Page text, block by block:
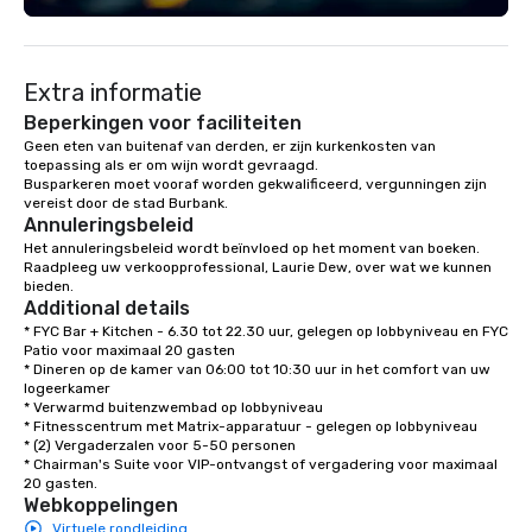
Year 2024 by
Company Southern
Immersive Outdoor
Report. Best Tours &
Activities Provider in
Excellent Award
Life Magazine Travel
Hospitality Nominee
Extra informatie
Beperkingen voor faciliteiten
Geen eten van buitenaf van derden, er zijn kurkenkosten van
toepassing als er om wijn wordt gevraagd.
Busparkeren moet vooraf worden gekwalificeerd, vergunningen zijn
vereist door de stad Burbank.
Annuleringsbeleid
Het annuleringsbeleid wordt beïnvloed op het moment van boeken.
Raadpleeg uw verkoopprofessional, Laurie Dew, over wat we kunnen
bieden.
Additional details
* FYC Bar + Kitchen - 6.30 tot 22.30 uur, gelegen op lobbyniveau en FYC
Patio voor maximaal 20 gasten
* Dineren op de kamer van 06:00 tot 10:30 uur in het comfort van uw
logeerkamer
* Verwarmd buitenzwembad op lobbyniveau
* Fitnesscentrum met Matrix-apparatuur - gelegen op lobbyniveau
* (2) Vergaderzalen voor 5-50 personen
* Chairman's Suite voor VIP-ontvangst of vergadering voor maximaal
20 gasten.
Webkoppelingen